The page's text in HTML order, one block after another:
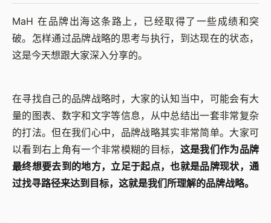
MaH 在品牌出海这条路上，已经取得了一些成绩和突
破。怎样通过品牌战略的思考与执行，到达现在的状态，
这是今天想跟大家深入分享的。
在寻找自己的品牌战略时，大家的认知当中，可能会有大
量的图表、数字和文字等信息，从中总结出一套非常复杂
的打法。但在我们心中，品牌战略其实非常简单。大家可
以看到右上角有一个非常模糊的目标， 这是我们作为品牌
最终想要去到的地方，立足于起点，也就是品牌现状，通
过找寻路径来达到目标，这就是我们所理解的品牌战略。